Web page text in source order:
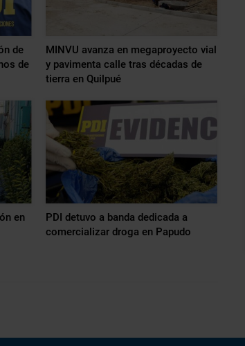
de
de
MINVU avanza en megaproyecto vial
y pavimenta calle tras décadas de
tierra en Quilpué
en
PDI detuvo a banda dedicada a
comercializar droga en Papudo